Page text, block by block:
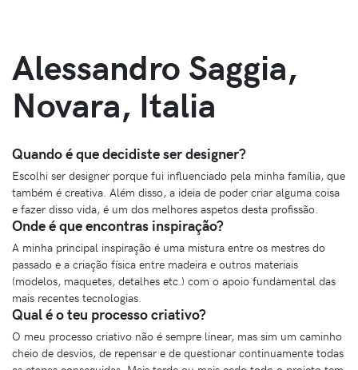
Alessandro Saggia,
Novara, Italia
Quando é que decidiste ser designer?
Escolhi ser designer porque fui influenciado pela minha família, que
também é creativa. Além disso, a ideia de poder criar alguma coisa
e fazer disso vida, é um dos melhores aspetos desta profissão.
Onde é que encontras inspiração?
A minha principal inspiração é uma mistura entre os mestres do
passado e a criação física entre madeira e outros materiais
(modelos, maquetes, detalhes etc.) com o apoio fundamental das
mais recentes tecnologias.
Qual é o teu processo criativo?
O meu processo criativo não é sempre linear, mas sim um caminho
cheio de desvios, de repensar e de questionar continuamente todas